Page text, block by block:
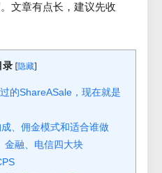
文章有点长，建议先收
录 [隐藏]
的ShareASale，现在就是
、佣金模式和适合谁做
金融、电信四大块